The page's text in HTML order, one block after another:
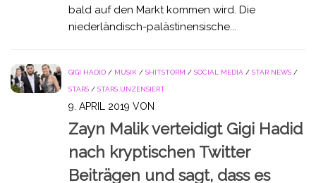
bald auf den Markt kommen wird. Die
niederländisch-palästinensische...
GIGI HADID / MUSIK / SHITSTORM / SOCIAL MEDIA / STAR NEWS /
STARS / STARS UNZENSIERT
9. APRIL 2019 VON
Zayn Malik verteidigt Gigi Hadid
nach kryptischen Twitter
Beiträgen und sagt, dass es